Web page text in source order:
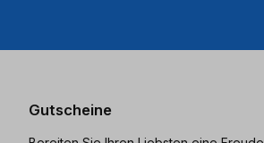
Gutscheine